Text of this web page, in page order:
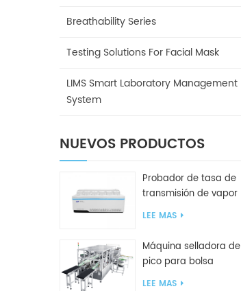
Breathability Series
Testing Solutions For Facial Mask
LIMS Smart Laboratory Management
System
NUEVOS PRODUCTOS
Probador de tasa de
transmisión de vapor
de agua W416 2.0
LEE MAS
Máquina selladora de
pico para bolsa
inclinada GF2600-X
LEE MAS